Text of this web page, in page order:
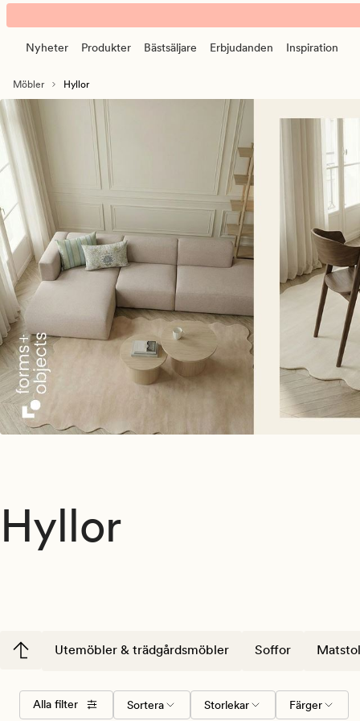
Hyllor
stilren
banner.
Klicka
ESCAPE
för
att
pausa.
Nyheter Produkter Bästsäljare Erbjudanden Inspiration
Möbler Hyllor
Hyllor
Utemöbler & trädgårdsmöbler Soffor
Alla filter
Välj
sorteringsordning
Sortera Storlekar
Storlekar Färger
Färger